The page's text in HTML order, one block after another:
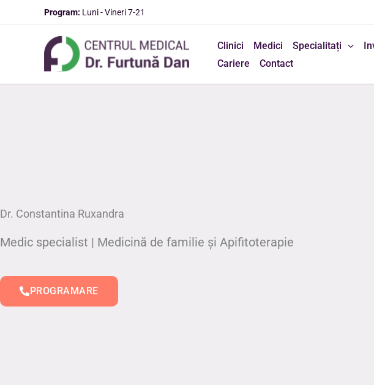
to
Program: Luni - Vineri 7-21
Clinici Medici Specialitați
Cariere
Contact
Dr. Constantina Ruxandra
Medic specialist | Medicină de familie și Apifitoterapie
PROGRAMARE